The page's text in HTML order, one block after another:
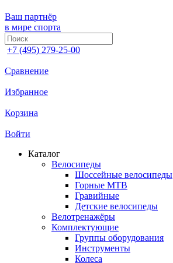
Ваш партнёр
в мире спорта
+7 (495) 279-25-00
Сравнение
Избранное
Корзина
Войти
Каталог
Велосипеды
Шоссейные велосипеды
Горные МTB
Гравийные
Детские велосипеды
Велотренажёры
Комплектующие
Группы оборудования
Инструменты
Колеса